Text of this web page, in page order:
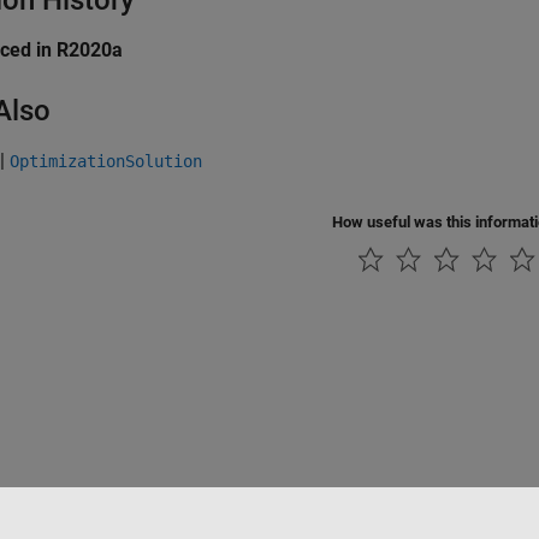
in R2020a
| OptimizationSolution
How useful was this